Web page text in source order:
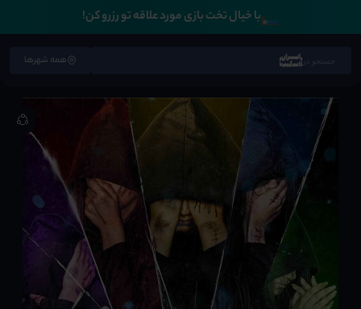
🛏️با خیال تخت بازی مورد علاقه تو رزرو کن!
همه شهرها